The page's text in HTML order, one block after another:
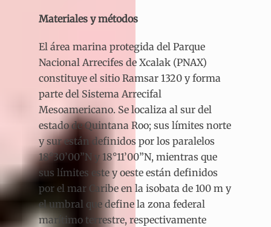
Materiales y métodos
El área marina protegida del Parque
Nacional Arrecifes de Xcalak (PNAX)
constituye el sitio Ramsar 1320 y forma
parte del Sistema Arrecifal
Mesoamericano. Se localiza al sur del
estado de Quintana Roo; sus límites norte
y sur están definidos por los paralelos
18°30’00”N y 18°11’00”N, mientras que
sus límites este y oeste están definidos
por el mar Caribe en la isobata de 100 m y
el umbral que define la zona federal
marítimo terrestre, respectivamente